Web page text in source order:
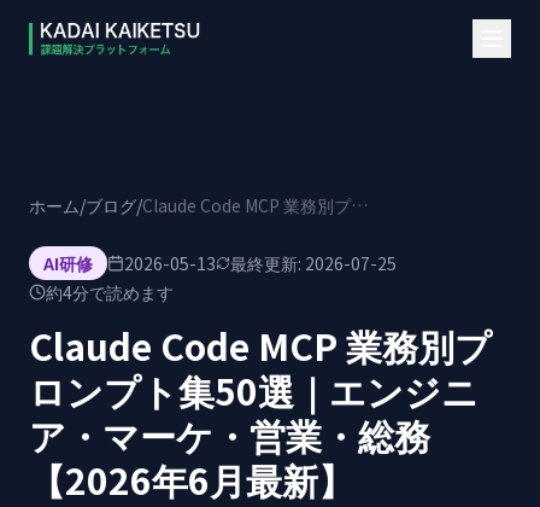
ホーム/ブログ/ Claude Code MCP 業務別プロンプト集50選｜エンジニア・マーケ・営業・総務【2026年6月最新】
AI研修 2026-05-13 最終更新: 2026-07-25
約4分で読めます
Claude Code MCP 業務別プ
ロンプト集50選｜エンジニ
ア・マーケ・営業・総務
【2026年6月最新】